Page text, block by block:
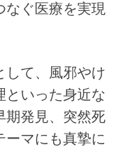
なぐ医療を実現
して、風邪やけ
といった身近な
期発見、突然死
ーマにも真摯に